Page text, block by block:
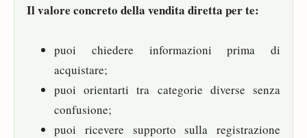
Il valore concreto della vendita diretta per te:
puoi chiedere informazioni prima di
acquistare;
puoi orientarti tra categorie diverse senza
confusione;
puoi ricevere supporto sulla registrazione